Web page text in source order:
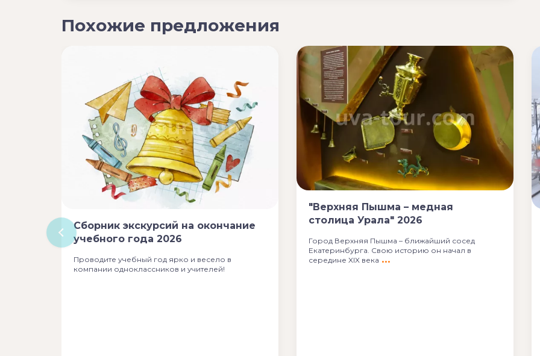
Похожие предложения
Сборник экскурсий на окончание
учебного года 2026
Проводите учебный год ярко и весело в
компании одноклассников и учителей!
"Верхняя Пышма – медная
столица Урала" 2026
Город Верхняя Пышма – ближайший сосед
Екатеринбурга. Свою историю он начал в
середине XIX века